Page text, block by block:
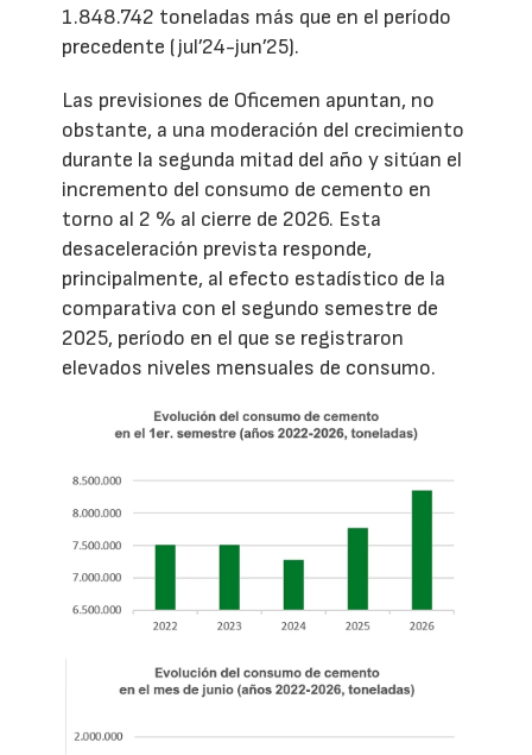
1.848.742 toneladas más que en el período
precedente (jul’24-jun’25).
Las previsiones de Oficemen apuntan, no
obstante, a una moderación del crecimiento
durante la segunda mitad del año y sitúan el
incremento del consumo de cemento en
torno al 2 % al cierre de 2026. Esta
desaceleración prevista responde,
principalmente, al efecto estadístico de la
comparativa con el segundo semestre de
2025, período en el que se registraron
elevados niveles mensuales de consumo.